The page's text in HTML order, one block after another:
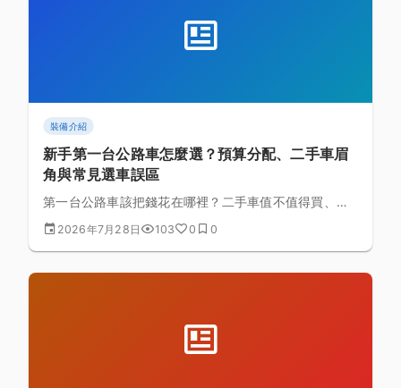
裝備介紹
新手第一台公路車怎麼選？預算分配、二手車眉
角與常見選車誤區
第一台公路車該把錢花在哪裡？二手車值不值得買、要
注意什麼？新手最容易踩的選車陷阱有哪些？這篇文章
談邏輯與判斷方式，不推薦特定品牌型號。
2026年7月28日 103 0 0